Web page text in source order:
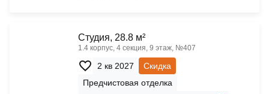
Cтудия, 28.8 м²
1.4 корпус, 4 секция, 9 этаж, №407
2 кв 2027
Скидка
Предчистовая отделка